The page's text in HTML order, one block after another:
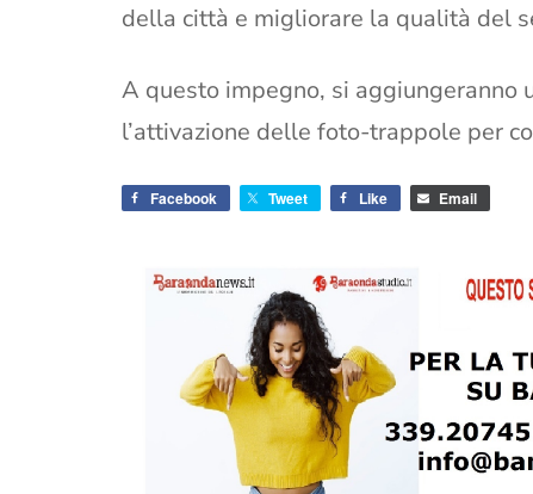
della città e migliorare la qualità del
A questo impegno, si aggiungeranno
l’attivazione delle foto-trappole per
Facebook Tweet Like Email